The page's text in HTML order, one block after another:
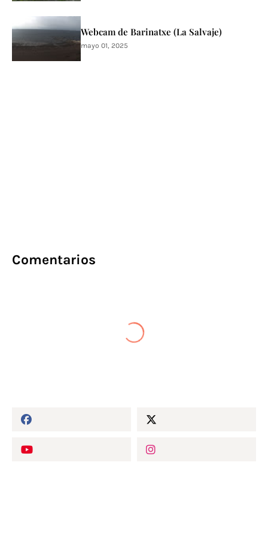
Webcam de Barinatxe (La Salvaje)
mayo 01, 2025
Comentarios